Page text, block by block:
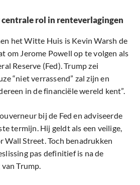
rol in renteverlagingen
het Witte Huis is Kevin Warsh de
om Jerome Powell op te volgen als
Reserve (Fed). Trump zei
“niet verrassend” zal zijn en
in de financiële wereld kent”.
bij de Fed en adviseerde
termijn. Hij geldt als een veilige,
Wall Street. Toch benadrukken
pas definitief is na de
Trump.